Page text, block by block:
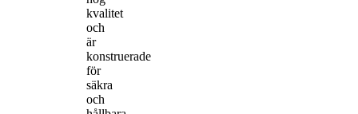
kvalitet
och
är
konstruerade
för
säkra
och